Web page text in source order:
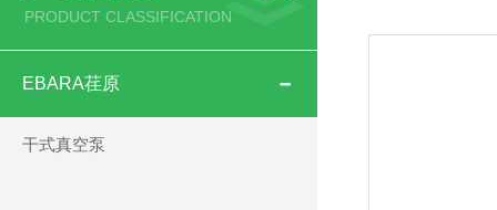
PRODUCT CLASSIFICATION
EBARA荏原
干式真空泵